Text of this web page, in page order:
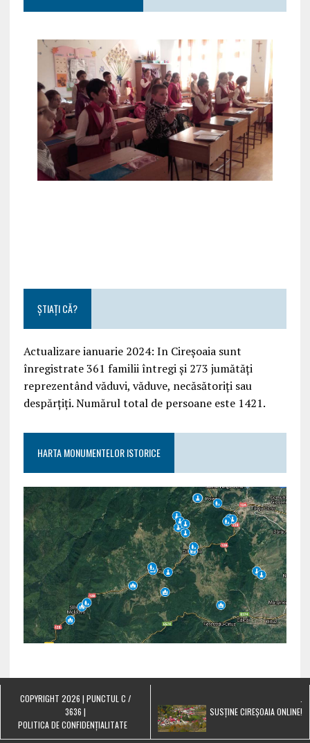
ȘTIAȚI CĂ?
Actualizare ianuarie 2024: In Cireșoaia sunt
înregistrate 361 familii întregi și 273 jumătăți
reprezentând văduvi, văduve, necăsătoriți sau
despărțiți. Numărul total de persoane este 1421.
HARTA MONUMENTELOR ISTORICE
COPYRIGHT 2026 | PUNCTUL C /
3636 |
POLITICA DE CONFIDENȚIALITATE
SUSȚINE CIREȘOAIA ONLINE!